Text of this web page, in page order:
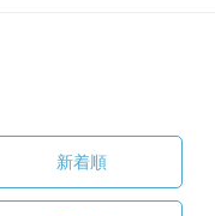
新着順